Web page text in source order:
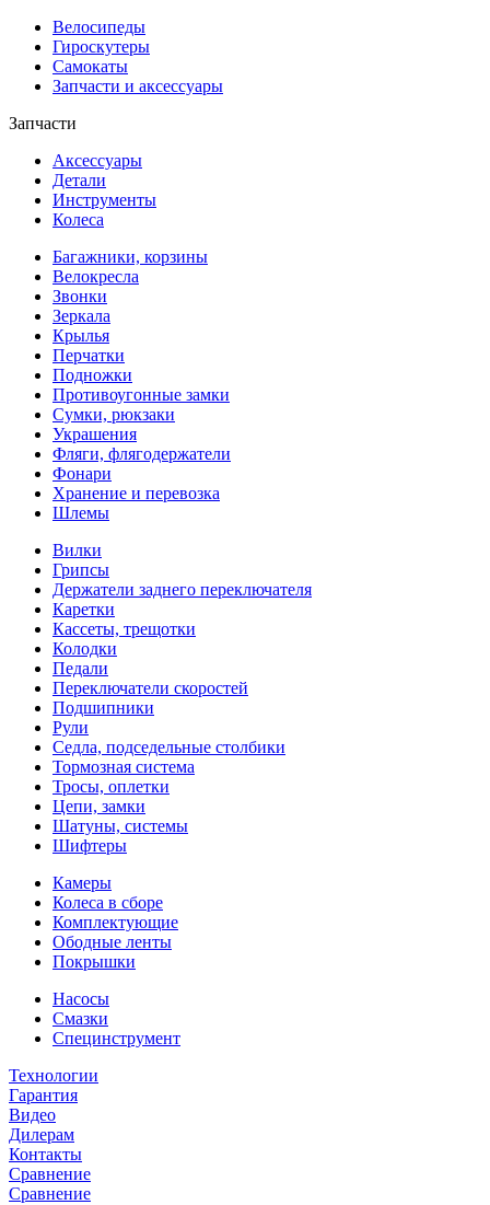
Велосипеды
Гироскутеры
Самокаты
Запчасти и аксессуары
Запчасти
Аксессуары
Детали
Инструменты
Колеса
Багажники, корзины
Велокресла
Звонки
Зеркала
Крылья
Перчатки
Подножки
Противоугонные замки
Сумки, рюкзаки
Украшения
Фляги, флягодержатели
Фонари
Хранение и перевозка
Шлемы
Вилки
Грипсы
Держатели заднего переключателя
Каретки
Кассеты, трещотки
Колодки
Педали
Переключатели скоростей
Подшипники
Рули
Седла, подседельные столбики
Тормозная система
Тросы, оплетки
Цепи, замки
Шатуны, системы
Шифтеры
Камеры
Колеса в сборе
Комплектующие
Ободные ленты
Покрышки
Насосы
Смазки
Специнструмент
Технологии
Гарантия
Видео
Дилерам
Контакты
Сравнение
Сравнение